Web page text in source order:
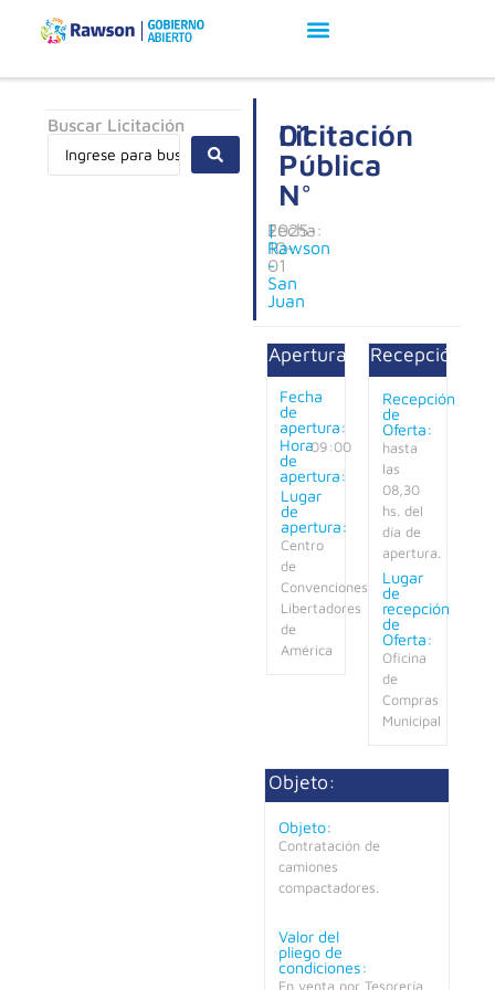
Buscar Licitación
Licitación
Pública
N°
01
Fecha:
2025-
10-
01
|
Rawson
-
San
Juan
Apertura:
Fecha
de
apertura:
Hora
de
apertura:
09:00
Lugar
de
apertura:
Centro
de
Convenciones
Libertadores
de
América
Recepción:
Recepción
de
Oferta:
hasta
las
08,30
hs. del
día de
apertura.
Lugar
de
recepción
de
Oferta:
Oficina
de
Compras
Municipal
Objeto:
Objeto:
Contratación de
camiones
compactadores.
Valor del
pliego de
condiciones:
En venta por Tesorería